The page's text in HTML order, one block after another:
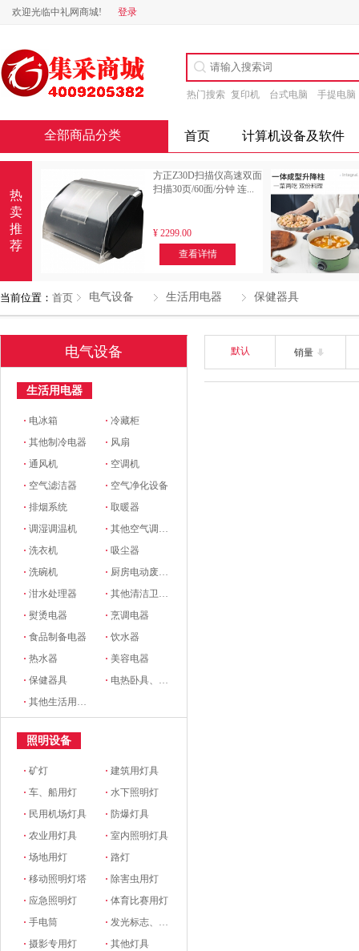
欢迎光临中礼网商城! 登录
热门搜索 复印机 台式电脑 手提电脑
全部商品分类 首页 计算机设备及软件
热
卖
推
荐
方正Z30D扫描仪高速双面
扫描30页/60面/分钟 连...
¥ 2299.00
查看详情
当前位置： 首页 电气设备 生活用电器 保健器具
电气设备
生活用电器
· 电冰箱 ·冷藏柜
·其他制冷电器 · 风扇
·通风机 · 空调机
· 空气滤洁器 · 空气净化设备
·排烟系统 ·取暖器
·调湿调温机 ·其他空气调节电器
·洗衣机 ·吸尘器
·洗碗机 · 厨房电动废物处理器
·泔水处理器 ·其他清洁卫生电器
·熨烫电器 ·烹调电器
·食品制备电器 ·饮水器
·热水器 ·美容电器
·保健器具 · 电热卧具、服装
·其他生活用电器
照明设备
·矿灯 ·建筑用灯具
·车、船用灯 ·水下照明灯
· 民用机场灯具 · 防爆灯具
·农业用灯具 ·室内照明灯具
·场地用灯 · 路灯
·移动照明灯塔 · 除害虫用灯
· 应急照明灯 ·体育比赛用灯
·手电筒 ·发光标志、铭牌
·摄影专用灯 ·其他灯具
默认 销量